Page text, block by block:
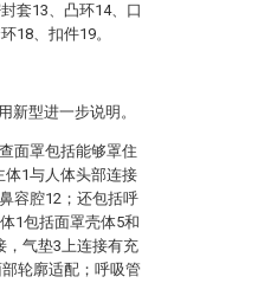
套13、凸环14、口
18、扣件19。
新型进一步说明。
面罩包括能够罩住
体1与人体头部连接
容腔12；还包括呼
1包括面罩壳体5和
，气垫3上连接有充
轮廓适配；呼吸管